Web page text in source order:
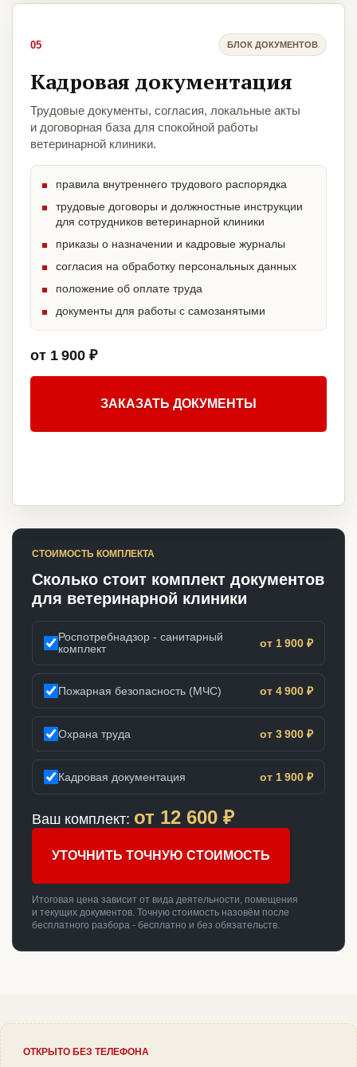
05 БЛОК ДОКУМЕНТОВ
Кадровая документация
Трудовые документы, согласия, локальные акты
и договорная база для спокойной работы
ветеринарной клиники.
правила внутреннего трудового распорядка
трудовые договоры и должностные инструкции
для сотрудников ветеринарной клиники
приказы о назначении и кадровые журналы
согласия на обработку персональных данных
положение об оплате труда
документы для работы с самозанятыми
от 1 900 ₽
ЗАКАЗАТЬ ДОКУМЕНТЫ
СТОИМОСТЬ КОМПЛЕКТА
Сколько стоит комплект документов
для ветеринарной клиники
Роспотребнадзор - санитарный
комплект
от 1 900 ₽
Пожарная безопасность (МЧС) от 4 900 ₽
Охрана труда от 3 900 ₽
Кадровая документация от 1 900 ₽
Ваш комплект: от 12 600 ₽
УТОЧНИТЬ ТОЧНУЮ СТОИМОСТЬ
Итоговая цена зависит от вида деятельности, помещения
и текущих документов. Точную стоимость назовём после
бесплатного разбора - бесплатно и без обязательств.
ОТКРЫТО БЕЗ ТЕЛЕФОНА